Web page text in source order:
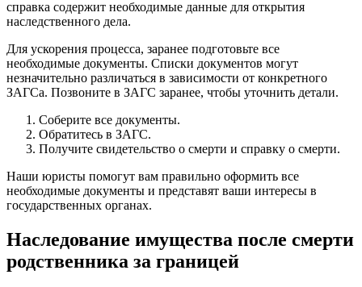
справка содержит необходимые данные для открытия
наследственного дела.
Для ускорения процесса, заранее подготовьте все
необходимые документы. Списки документов могут
незначительно различаться в зависимости от конкретного
ЗАГСа. Позвоните в ЗАГС заранее, чтобы уточнить детали.
Соберите все документы.
Обратитесь в ЗАГС.
Получите свидетельство о смерти и справку о смерти.
Наши юристы помогут вам правильно оформить все
необходимые документы и представят ваши интересы в
государственных органах.
Наследование имущества после смерти
родственника за границей